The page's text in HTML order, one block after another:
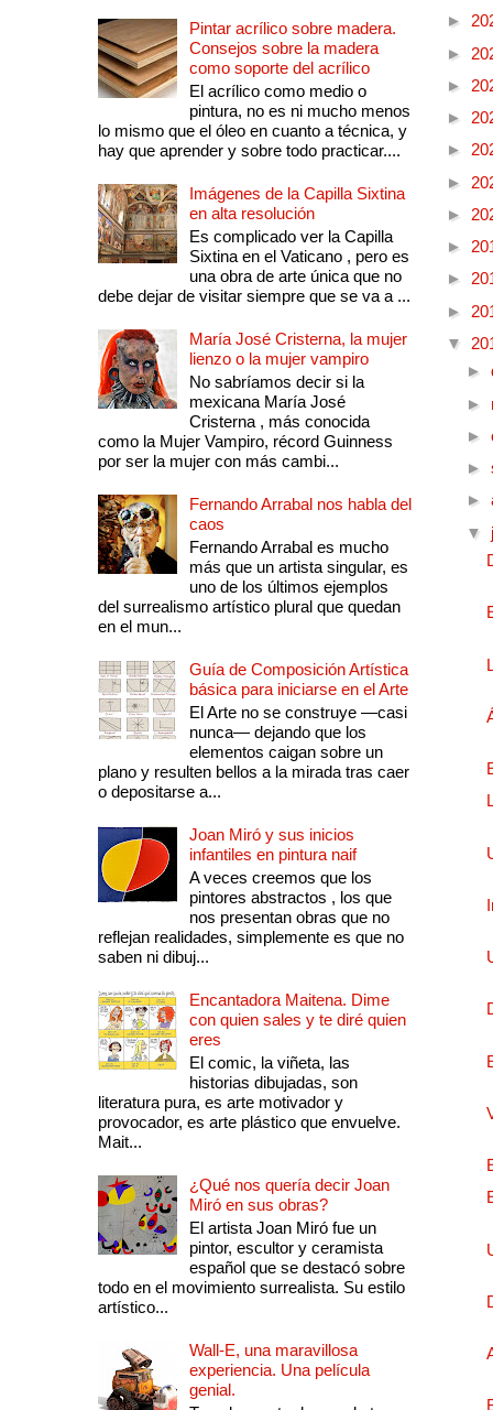
Pintar acrílico sobre madera.
Consejos sobre la madera
como soporte del acrílico
El acrílico como medio o
pintura, no es ni mucho menos
lo mismo que el óleo en cuanto a técnica, y
hay que aprender y sobre todo practicar....
Imágenes de la Capilla Sixtina
en alta resolución
Es complicado ver la Capilla
Sixtina en el Vaticano , pero es
una obra de arte única que no
debe dejar de visitar siempre que se va a ...
María José Cristerna, la mujer
lienzo o la mujer vampiro
No sabríamos decir si la
mexicana María José
Cristerna , más conocida
como la Mujer Vampiro, récord Guinness
por ser la mujer con más cambi...
Fernando Arrabal nos habla del
caos
Fernando Arrabal es mucho
más que un artista singular, es
uno de los últimos ejemplos
del surrealismo artístico plural que quedan
en el mun...
Guía de Composición Artística
básica para iniciarse en el Arte
El Arte no se construye —casi
nunca— dejando que los
elementos caigan sobre un
plano y resulten bellos a la mirada tras caer
o depositarse a...
Joan Miró y sus inicios
infantiles en pintura naif
A veces creemos que los
pintores abstractos , los que
nos presentan obras que no
reflejan realidades, simplemente es que no
saben ni dibuj...
Encantadora Maitena. Dime
con quien sales y te diré quien
eres
El comic, la viñeta, las
historias dibujadas, son
literatura pura, es arte motivador y
provocador, es arte plástico que envuelve.
Mait...
¿Qué nos quería decir Joan
Miró en sus obras?
El artista Joan Miró fue un
pintor, escultor y ceramista
español que se destacó sobre
todo en el movimiento surrealista. Su estilo
artístico...
Wall-E, una maravillosa
experiencia. Una película
genial.
►
►
►
►
►
►
►
►
►
►
▼
►
►
►
►
►
▼